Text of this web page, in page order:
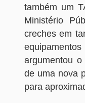
também um
Ministério
creches em
argumentou
de uma nova
para